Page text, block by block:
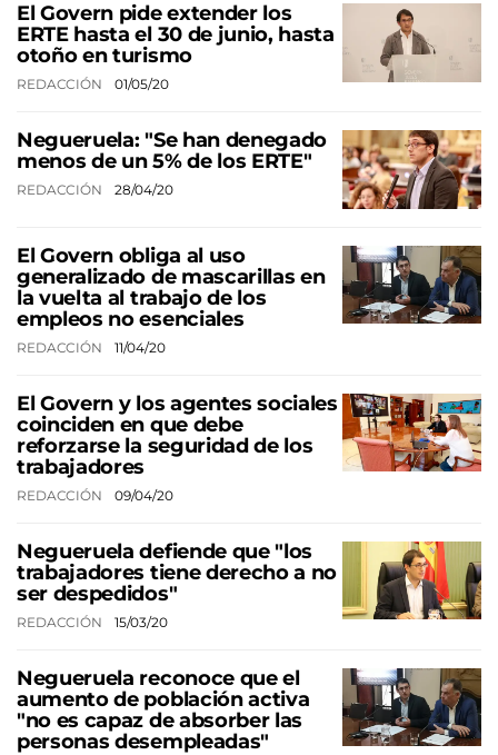
El Govern pide extender los
ERTE hasta el 30 de junio, hasta
otoño en turismo
REDACCIÓN 01/05/20
Negueruela: "Se han denegado
menos de un 5% de los ERTE"
REDACCIÓN 28/04/20
El Govern obliga al uso
generalizado de mascarillas en
la vuelta al trabajo de los
empleos no esenciales
REDACCIÓN 11/04/20
El Govern y los agentes sociales
coinciden en que debe
reforzarse la seguridad de los
trabajadores
REDACCIÓN 09/04/20
Negueruela defiende que "los
trabajadores tiene derecho a no
ser despedidos"
REDACCIÓN 15/03/20
Negueruela reconoce que el
aumento de población activa
"no es capaz de absorber las
personas desempleadas"